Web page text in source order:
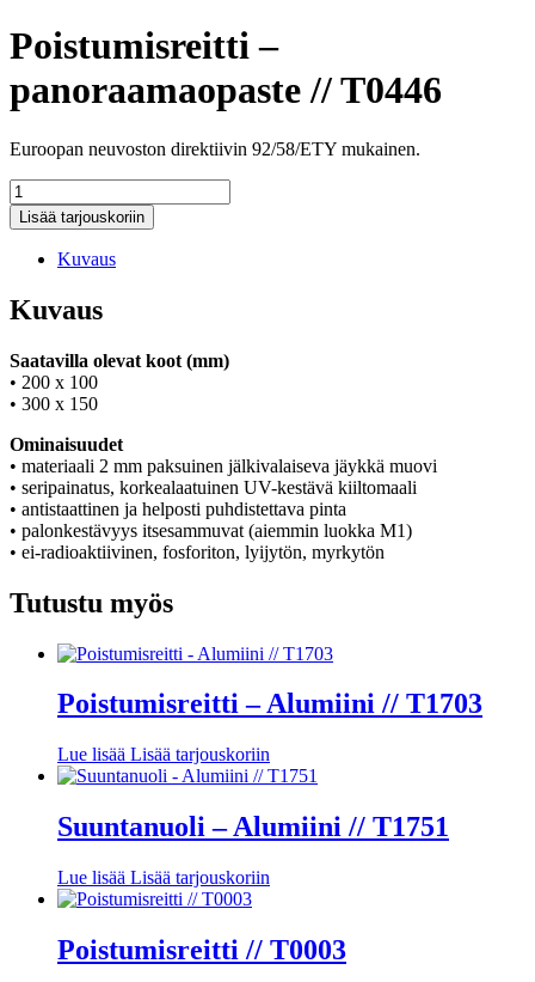
Poistumisreitti –
panoraamaopaste // T0446
Euroopan neuvoston direktiivin 92/58/ETY mukainen.
Poistumisreitti
-
panoraamaopaste
T0446
määrä
Lisää tarjouskoriin
Kuvaus
Kuvaus
Saatavilla olevat koot (mm)
• 200 x 100
• 300 x 150
Ominaisuudet
• materiaali 2 mm paksuinen jälkivalaiseva jäykkä muovi
• seripainatus, korkealaatuinen UV-kestävä kiiltomaali
• antistaattinen ja helposti puhdistettava pinta
• palonkestävyys itsesammuvat (aiemmin luokka M1)
• ei-radioaktiivinen, fosforiton, lyijytön, myrkytön
Tutustu myös
Poistumisreitti – Alumiini // T1703
Lue lisää Lisää tarjouskoriin
Suuntanuoli – Alumiini // T1751
Lue lisää Lisää tarjouskoriin
Poistumisreitti // T0003